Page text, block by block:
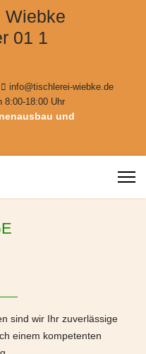
Wiebke
info@tischlerei-wiebke.de
8:00-18:00 Uhr
und
sind wir Ihr zuverlässige
einem kompetenten